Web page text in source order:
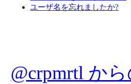
ユーザ名を忘れましたか?
@crpmrtl か